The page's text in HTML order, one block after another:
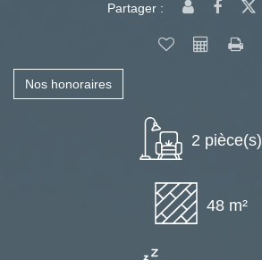
Partager :
Nos honoraires
2 pièce(s)
48 m²